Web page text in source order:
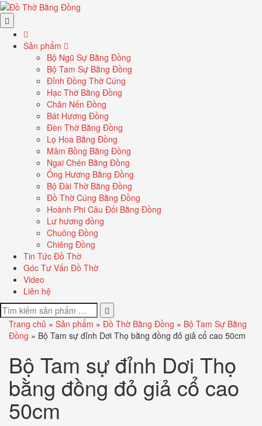
Sản phẩm
Bộ Ngũ Sự Bằng Đồng
Bộ Tam Sự Bằng Đồng
Đỉnh Đồng Thờ Cúng
Hạc Thờ Bằng Đồng
Chân Nến Đồng
Bát Hương Đồng
Đèn Thờ Bằng Đồng
Lọ Hoa Bằng Đồng
Mâm Bồng Bằng Đồng
Ngai Chén Bằng Đồng
Ống Hương Bằng Đồng
Bộ Đài Thờ Bằng Đồng
Đồ Thờ Cúng Bằng Đồng
Hoành Phi Câu Đối Bằng Đồng
Lư hương đồng
Chuông Đồng
Chiêng Đồng
Tin Tức Đồ Thờ
Góc Tư Vấn Đồ Thờ
Video
Liên hệ
Trang chủ » Sản phẩm » Đồ Thờ Bằng Đồng » Bộ Tam Sự Bằng
Đồng » Bộ Tam sự đỉnh Dơi Thọ bằng đồng đỏ giả cổ cao 50cm
Bộ Tam sự đỉnh Dơi Thọ
bằng đồng đỏ giả cổ cao
50cm